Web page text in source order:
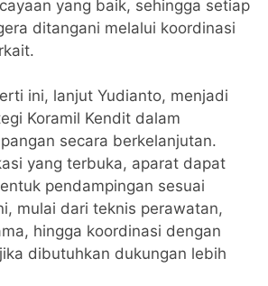
yang baik, sehingga setiap
ditangani melalui koordinasi
ini, lanjut Yudianto, menjadi
Koramil Kendit dalam
secara berkelanjutan.
yang terbuka, aparat dapat
pendampingan sesuai
mulai dari teknis perawatan,
hingga koordinasi dengan
dibutuhkan dukungan lebih